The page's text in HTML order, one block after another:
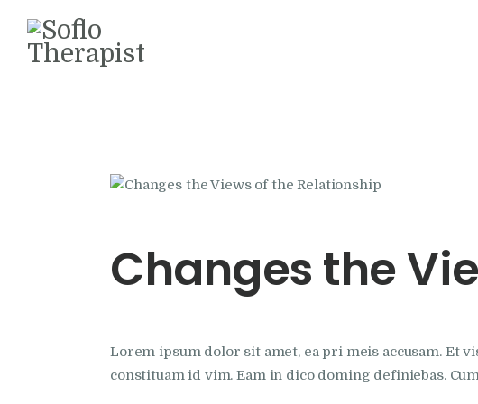
Changes the
Lorem ipsum dolor sit amet, ea pri meis accusam. Et
constituam id vim. Eam in dico doming definiebas.